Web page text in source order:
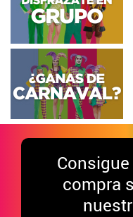
Consigue
compra